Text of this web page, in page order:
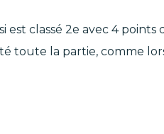
est classé 2e avec 4 points
toute la partie, comme